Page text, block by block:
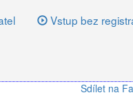
Vstup bez
Sdílet na